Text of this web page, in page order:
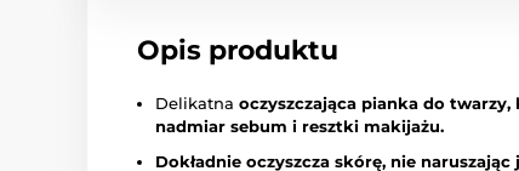
Opis produktu
Delikatna oczyszczająca pianka do
nadmiar sebum i resztki makijażu.
Dokładnie oczyszcza skórę, nie